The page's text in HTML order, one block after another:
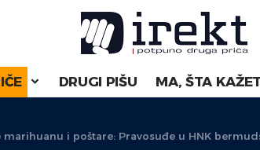
DRUGI PIŠU MA, ŠTA
marihuanu i poštare: Pravosuđe u HNK